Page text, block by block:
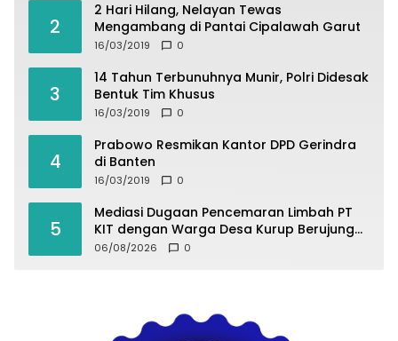
2
2 Hari Hilang, Nelayan Tewas
Mengambang di Pantai Cipalawah Garut
16/03/2019 0
3
14 Tahun Terbunuhnya Munir, Polri Didesak
Bentuk Tim Khusus
16/03/2019 0
4
Prabowo Resmikan Kantor DPD Gerindra
di Banten
16/03/2019 0
5
Mediasi Dugaan Pencemaran Limbah PT
KIT dengan Warga Desa Kurup Berujung
Buntu
06/08/2026 0